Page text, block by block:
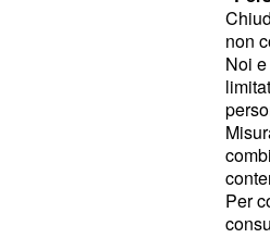
sua
faceva
celare
non
Noi
Per